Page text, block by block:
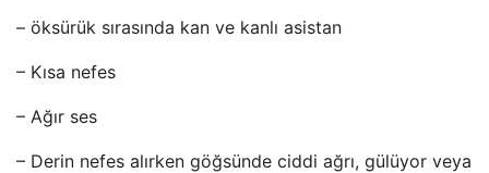
– öksürük sırasında kan ve kanlı asistan
– Kısa nefes
– Ağır ses
– Derin nefes alırken göğsünde ciddi ağrı, gülüyor veya